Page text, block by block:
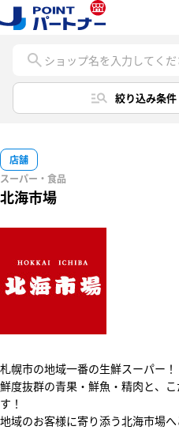
ショップ名を入力してく
絞り込み条件
店舗
スーパー・食品
北海市場
札幌市の地域一番の生鮮スーパー！
鮮度抜群の青果・鮮魚・精肉と、
す！
地域のお客様に寄り添う北海市場